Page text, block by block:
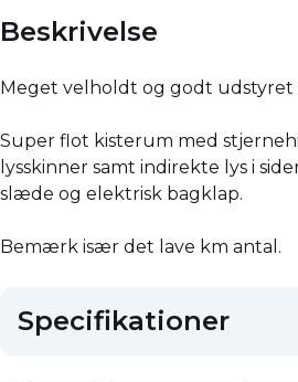
Beskrivelse
Meget velholdt og godt udstyret
Super flot kisterum med
lysskinner samt indirekte lys i
slæde og elektrisk bagklap.
Bemærk især det lave km antal.
Specifikationer